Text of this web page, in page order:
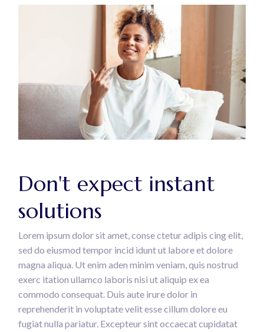
Don't expect instant
solutions
Lorem ipsum dolor sit amet, conse ctetur adipis cing elit,
sed do eiusmod tempor incid idunt ut labore et dolore
magna aliqua. Ut enim aden minim veniam, quis nostrud
exerc itation ullamco laboris nisi ut aliquip ex ea
commodo consequat. Duis aute irure dolor in
reprehenderit in voluptate velit esse cillum dolore eu
fugiat nulla pariatur. Excepteur sint occaecat cupidatat